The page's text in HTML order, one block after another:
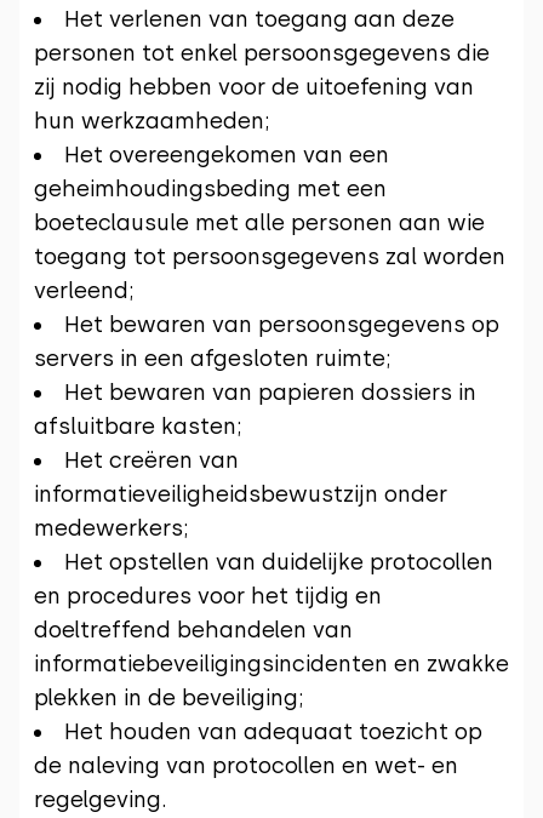
Het verlenen van toegang aan deze
personen tot enkel persoonsgegevens die
zij nodig hebben voor de uitoefening van
hun werkzaamheden;
Het overeengekomen van een
geheimhoudingsbeding met een
boeteclausule met alle personen aan wie
toegang tot persoonsgegevens zal worden
verleend;
Het bewaren van persoonsgegevens op
servers in een afgesloten ruimte;
Het bewaren van papieren dossiers in
afsluitbare kasten;
Het creëren van
informatieveiligheidsbewustzijn onder
medewerkers;
Het opstellen van duidelijke protocollen
en procedures voor het tijdig en
doeltreffend behandelen van
informatiebeveiligingsincidenten en zwakke
plekken in de beveiliging;
Het houden van adequaat toezicht op
de naleving van protocollen en wet- en
regelgeving.